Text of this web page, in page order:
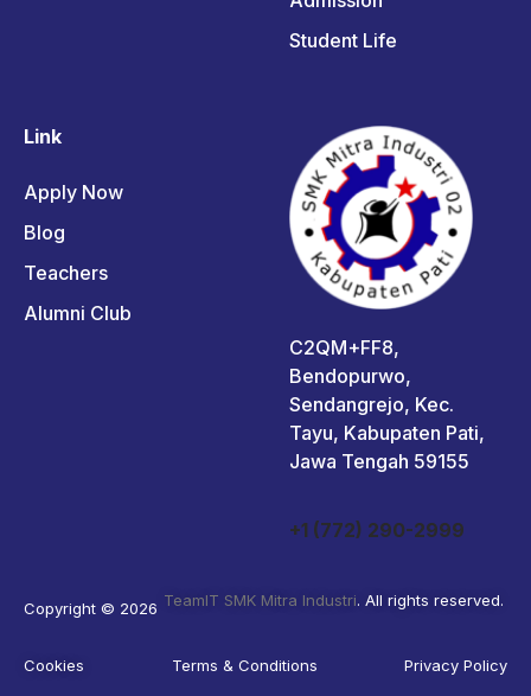
Student Life
Link
Apply Now
Blog
Teachers
Alumni Club
C2QM+FF8,
Bendopurwo,
Sendangrejo, Kec.
Tayu, Kabupaten Pati,
Jawa Tengah 59155
+1 (772) 290-2999
Copyright © 2026 TeamIT SMK Mitra Industri. All rights reserved.
Cookies Terms & Conditions Privacy Policy